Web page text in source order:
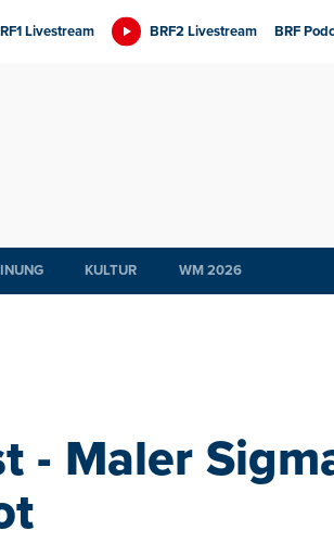
Livestream BRF2 Livestream BRF
KULTUR WM 2026
- Maler